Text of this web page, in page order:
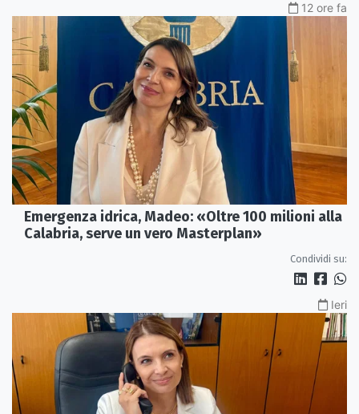
12 ore fa
Emergenza idrica, Madeo: «Oltre 100 milioni alla
Calabria, serve un vero Masterplan»
Condividi su:
Ieri